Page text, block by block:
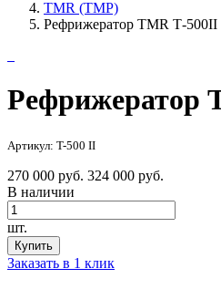
TMR (ТМР)
Рефрижератор TMR Т-500II
Рефрижератор
Артикул: T-500 II
270 000 руб. 324 000 руб.
В наличии
шт.
Купить
Заказать в 1 клик